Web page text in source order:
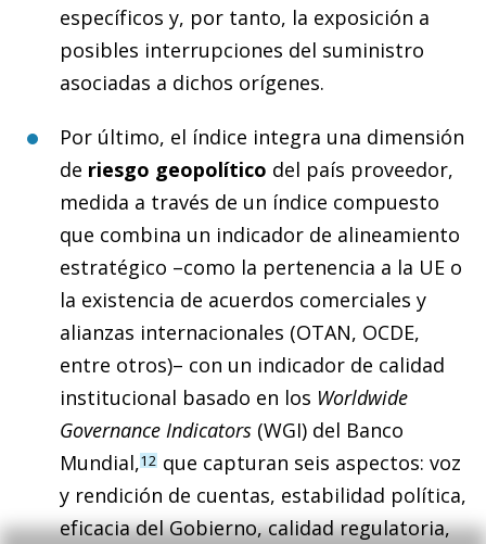
específicos y, por tanto, la exposición a
posibles interrupciones del suministro
asociadas a dichos orígenes.
Por último, el índice integra una dimensión
de riesgo geopolítico del país proveedor,
medida a través de un índice compuesto
que combina un indicador de alineamiento
estratégico –como la pertenencia a la UE o
la existencia de acuerdos comerciales y
alianzas internacionales (OTAN, OCDE,
entre otros)– con un indicador de calidad
institucional basado en los Worldwide
Governance Indicators (WGI) del Banco
Mundial,12 que capturan seis aspectos: voz
y rendición de cuentas, estabilidad política,
eficacia del Gobierno, calidad regulatoria,